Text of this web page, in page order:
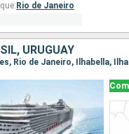
Rio de Janeiro
URUGUAY
Rio de Janeiro, Ilhabella,